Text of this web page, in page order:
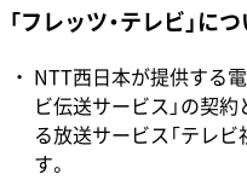
「フレッツ・テレビ」に
NTT西日本が提供する
ビ伝送サービス」の契約
る放送サービス「テレ
す。